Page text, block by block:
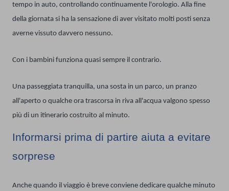
tempo in auto, controllando continuamente l'orologio. Alla fine
della giornata si ha la sensazione di aver visitato molti posti senza
averne vissuto davvero nessuno.
Con i bambini funziona quasi sempre il contrario.
Una passeggiata tranquilla, una sosta in un parco, un pranzo
all'aperto o qualche ora trascorsa in riva all'acqua valgono spesso
più di un itinerario costruito al minuto.
Informarsi prima di partire aiuta a evitare
sorprese
Anche quando il viaggio è breve conviene dedicare qualche minuto